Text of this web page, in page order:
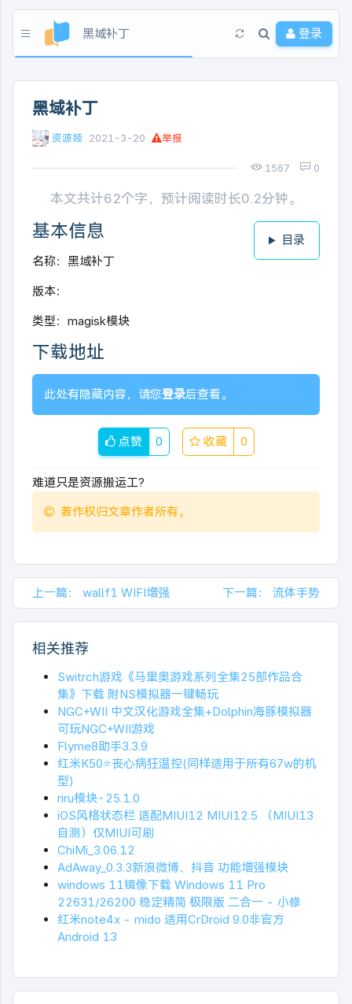
黑域补丁 登录
黑域补丁
资源姬 2021-3-20 举报
1567 0
本文共计62个字，预计阅读时长0.2分钟。
目录
基本信息
名称：黑域补丁
版本：
类型：magisk模块
下载地址
此处有隐藏内容，请您登录后查看。
点赞 0 收藏 0
难道只是资源搬运工?
著作权归文章作者所有。
上一篇： wallf1 WIFI增强 下一篇： 流体手势
相关推荐
Switrch游戏《马里奥游戏系列全集25部作品合
集》下载 附NS模拟器一键畅玩
NGC+WII 中文汉化游戏全集+Dolphin海豚模拟器
可玩NGC+WII游戏
Flyme8助手3.3.9
红米K50⭐丧心病狂温控(同样适用于所有67w的机
型)
riru模块-25.1.0
iOS风格状态栏 适配MIUI12 MIUI12.5 （MIUI13
自测）仅MIUI可刷
ChiMi_3.06.12
AdAway_0.3.3新浪微博、抖音 功能增强模块
windows 11镜像下载 Windows 11 Pro
22631/26200 稳定精简 极限版 二合一 - 小修
红米note4x - mido 适用CrDroid 9.0非官方
Android 13